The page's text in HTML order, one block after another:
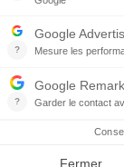
mardi au